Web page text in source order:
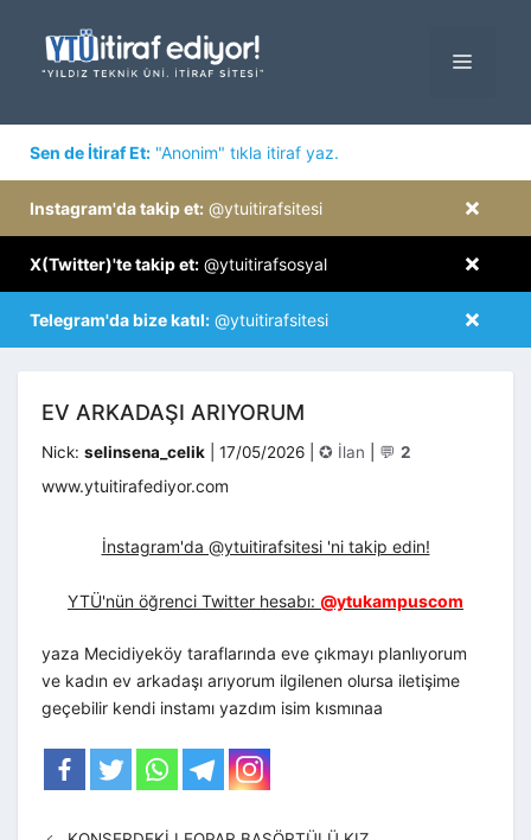
MENÜ
Sen de İtiraf Et: "Anonim" tıkla itiraf yaz.
×
Instagram'da takip et: @ytuitirafsitesi
×
X(Twitter)'te takip et: @ytuitirafsosyal
×
Telegram'da bize katıl: @ytuitirafsitesi
EV ARKADAŞI ARIYORUM
Nick: selinsena_celik 17/05/2026 Kategoriler
✪ İlan 💬 2
www.ytuitirafediyor.com
İnstagram'da @ytuitirafsitesi 'ni takip edin!
YTÜ'nün öğrenci Twitter hesabı: @ytukampuscom
yaza Mecidiyeköy taraflarında eve çıkmayı planlıyorum
ve kadın ev arkadaşı arıyorum ilgilenen olursa iletişime
geçebilir kendi instamı yazdım isim kısmınaa